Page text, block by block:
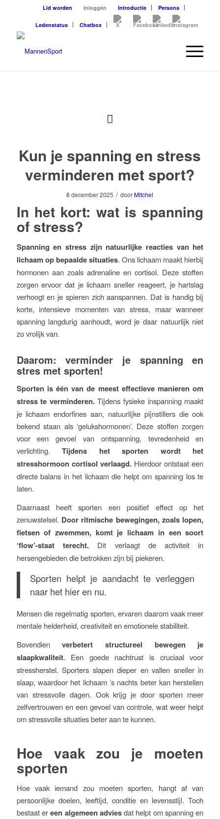
Lid worden Inloggen Introductie Persona
Ledenstatus Chatbox
Kun je spanning en stress
verminderen met sport?
8 december 2025 / door Mitchel
In het kort: wat is spanning
of stress?
Spanning en stress zijn natuurlijke reacties van het
lichaam op bepaalde situaties. Ons lichaam maakt hierbij
hormonen aan zoals adrenaline en cortisol. Deze stoffen
zorgen ervoor dat je lichaam sneller reageert, je hartslag
verhoogt en je spieren zich aanspannen. Dat is handig bij
korte, intensieve momenten van stress, maar wanneer
spanning langdurig aanhoudt, word je daar natuurlijk niet
zo vrolijk van.
Daarom: verminder je spanning en
stres met sporten!
Sporten is één van de meest effectieve manieren om
stress te verminderen.Tijdens fysieke inspanning maakt
je lichaam endorfines aan, natuurlijke pijnstillers die ook
bekend staan als ‘gelukshormonen’. Deze stoffen zorgen
voor een gevoel van ontspanning, tevredenheid en
verlichting.Tijdens het sporten wordt het
stresshormoon cortisol verlaagd.Hierdoor ontstaat een
directe balans in het lichaam die helpt om spanning los te
laten.
Daarnaast heeft sporten een positief effect op het
zenuwstelsel. Door ritmische bewegingen, zoals lopen,
fietsen of zwemmen, komt je lichaam in een soort
‘flow’-staat terecht.Dit verlaagt de activiteit in
hersengebieden die betrokken zijn bij piekeren.
Sporten helpt je aandacht te verleggen
naar het hier en nu.
Mensen die regelmatig sporten, ervaren daarom vaak meer
mentale helderheid, creativiteit en emotionele stabiliteit.
Bovendienverbetert structureel bewegen je
slaapkwaliteit. Een goede nachtrust is cruciaal voor
stressherstel. Sporters slapen dieper en vallen sneller in
slaap, waardoor het lichaam ’s nachts beter kan herstellen
van stressvolle dagen. Ook krijg je door sporten meer
zelfvertrouwen en een gevoel van controle, wat weer helpt
om stressvolle situaties beter aan te kunnen.
Hoe vaak zou je moeten
sporten
Hoe vaak iemand zou moeten sporten, hangt af van
persoonlijke doelen, leeftijd, conditie en levensstijl. Toch
bestaat ereen algemeen adviesdat helpt om spanning en